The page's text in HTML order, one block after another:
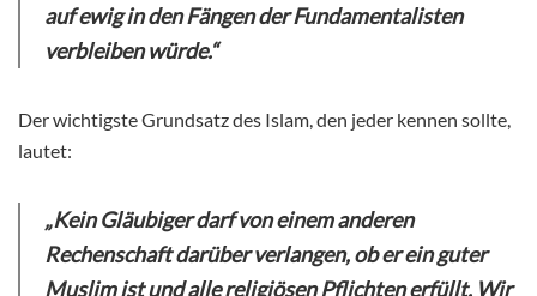
auf ewig in den Fängen der Fundamentalisten
verbleiben würde.“
Der wichtigste Grundsatz des Islam, den jeder kennen sollte,
lautet:
„Kein Gläubiger darf von einem anderen
Rechenschaft darüber verlangen, ob er ein guter
Muslim ist und alle religiösen Pflichten erfüllt. Wir